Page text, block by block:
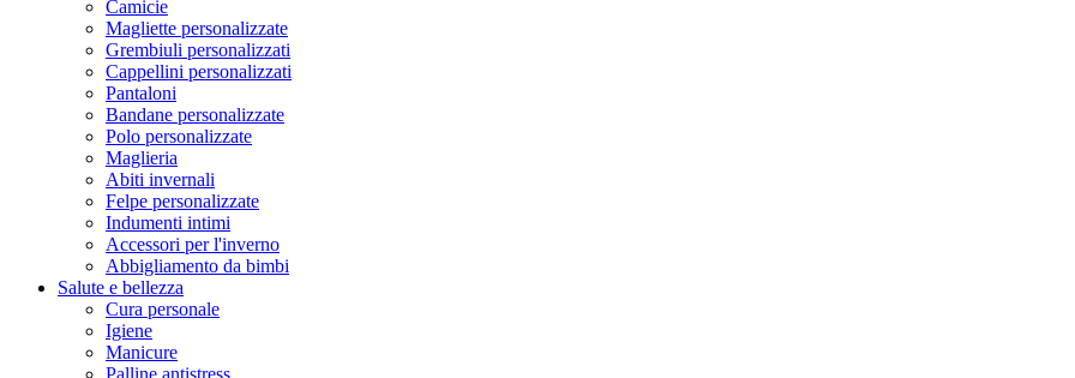
Camicie
Magliette personalizzate
Grembiuli personalizzati
Cappellini personalizzati
Pantaloni
Bandane personalizzate
Polo personalizzate
Maglieria
Abiti invernali
Felpe personalizzate
Indumenti intimi
Accessori per l'inverno
Abbigliamento da bimbi
Salute e bellezza
Cura personale
Igiene
Manicure